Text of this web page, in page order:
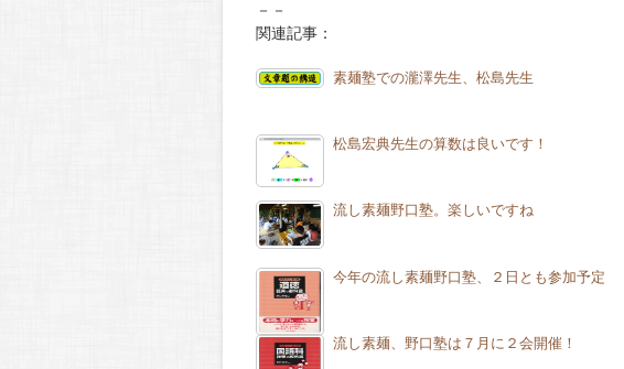
－－
関連記事：
素麺塾での瀧澤先生、松島先生
松島宏典先生の算数は良いです！
流し素麺野口塾。楽しいですね
今年の流し素麺野口塾、２日とも参加予定
流し素麺、野口塾は７月に２会開催！